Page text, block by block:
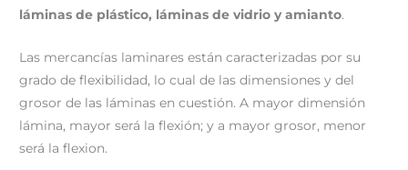
láminas de plástico, láminas de vidrio y amianto.
Las mercancías laminares están caracterizadas por su
grado de flexibilidad, lo cual de las dimensiones y del
grosor de las láminas en cuestión. A mayor dimensión
lámina, mayor será la flexión; y a mayor grosor, menor
será la flexion.